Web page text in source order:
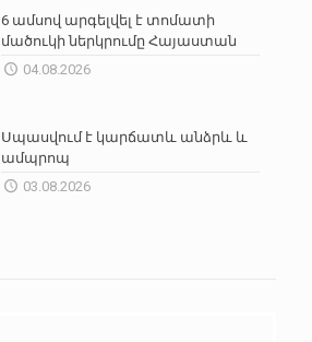
6 ամսով արգելվել է տոմատի
մածուկի ներկրումը Հայաստան
04.08.2026
Սպասվում է կարճատև անձրև և
ամպրոպ
03.08.2026